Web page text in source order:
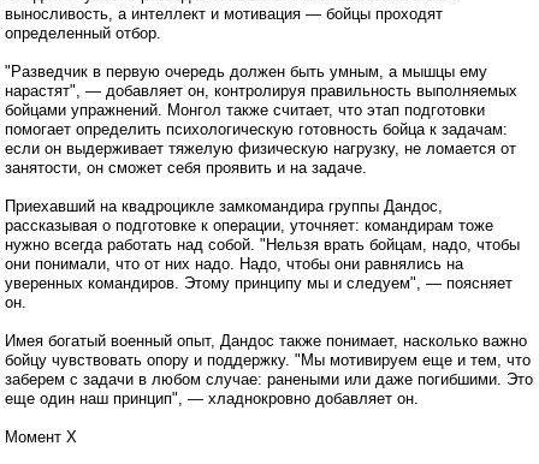
выносливость, а интеллект и мотивация — бойцы проходят
определенный отбор.
"Разведчик в первую очередь должен быть умным, а мышцы ему
нарастят", — добавляет он, контролируя правильность выполняемых
бойцами упражнений. Монгол также считает, что этап подготовки
помогает определить психологическую готовность бойца к задачам:
если он выдерживает тяжелую физическую нагрузку, не ломается от
занятости, он сможет себя проявить и на задаче.
Приехавший на квадроцикле замкомандира группы Дандос,
рассказывая о подготовке к операции, уточняет: командирам тоже
нужно всегда работать над собой. "Нельзя врать бойцам, надо, чтобы
они понимали, что от них надо. Надо, чтобы они равнялись на
уверенных командиров. Этому принципу мы и следуем", — поясняет
он.
Имея богатый военный опыт, Дандос также понимает, насколько важно
бойцу чувствовать опору и поддержку. "Мы мотивируем еще и тем, что
заберем с задачи в любом случае: ранеными или даже погибшими. Это
еще один наш принцип", — хладнокровно добавляет он.
Момент Х